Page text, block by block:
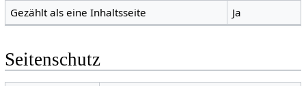
Gezählt als eine Inhaltsseite
Ja
Seitenschutz